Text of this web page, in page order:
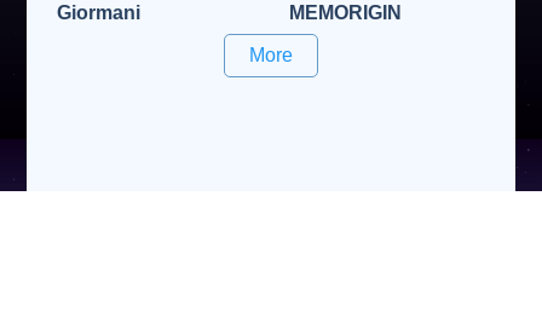
Giormani
MEMORIGIN
More